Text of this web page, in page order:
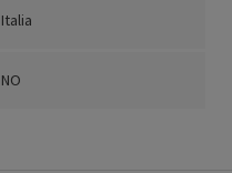
Italia
NO